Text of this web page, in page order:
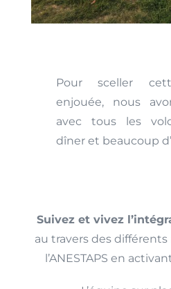
Pour sceller
enjouée, nous
avec tous les
dîner et beaucoup
Suivez et vivez
au travers des différents
l’ANESTAPS en